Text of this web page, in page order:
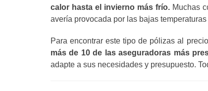
calor hasta el invierno más frío. Muchas
avería provocada por las bajas
Para encontrar este tipo de pólizas al
más de 10 de las aseguradoras más
adapte a sus necesidades y presupuesto.